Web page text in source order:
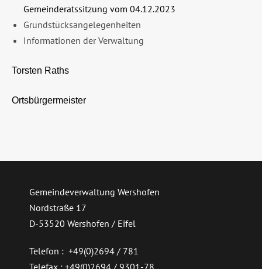
Gemeinderatssitzung vom 04.12.2023
Grundstücksangelegenheiten
Informationen der Verwaltung
Torsten Raths
Ortsbürgermeister
Gemeindeverwaltung Wershofen
Nordstraße 17
D-53520 Wershofen / Eifel
Telefon : +49(0)2694 / 781
Telefax : +49(0)2694 / 9301-78